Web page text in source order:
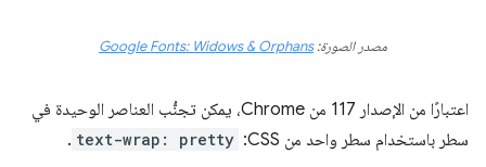
مصدر الصورة:Google Fonts: Widows & Orphans
اعتبارًا من الإصدار 117 من Chrome، يمكن تجنُّب العناصر الوحيدة في
سطر باستخدام سطر واحد من CSS:
text-wrap: pretty
.